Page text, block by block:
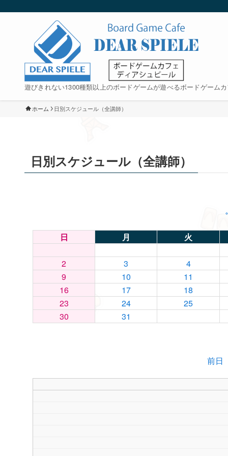
遊びきれない1300種類以上のボードゲームが遊べるボードゲーム
ホーム 日別スケジュール（全講師）
日別スケジュール（全講師）
日 月 火
2 3
4
9
10
11
16
17
18
23
24
25
30
31
前日